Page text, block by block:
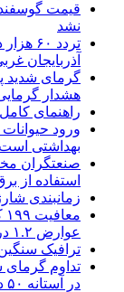
نشد
تردد
آذربایجان
گرمای شدید
هشدار
راهنمای
ورود
بهداشتی است
صنعتگران
استفاده از
زمانبندی
عوارض ۱.۲ درصدی واردات
ترافیک
تداوم گرمای
در آستانه ۵۰ درجه